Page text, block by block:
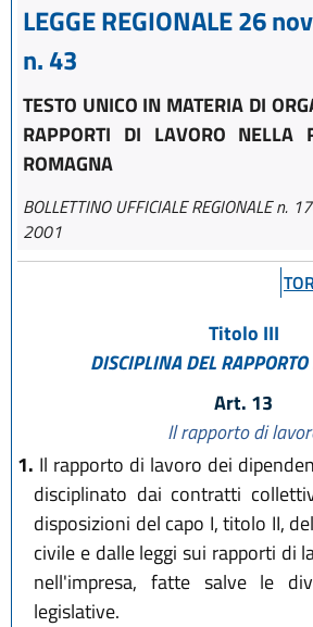
LEGGE REGIONALE 26
n. 43
TESTO UNICO IN MATERIA DI
RAPPORTI DI LAVORO NELLA
ROMAGNA
BOLLETTINO UFFICIALE REGIONALE n.
2001
Titolo III
DISCIPLINA DEL
Art. 13
Il rapporto di
1. Il rapporto di lavoro dei
disciplinato dai contratti
disposizioni del capo I, titolo II,
civile e dalle leggi sui rapporti di
nell'impresa, fatte salve le
legislative.